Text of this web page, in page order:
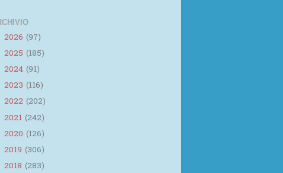
2026 (97)
2025 (185)
2024 (91)
2023 (116)
2022 (202)
2021 (242)
2020 (126)
2019 (306)
2018 (283)